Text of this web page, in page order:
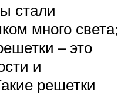
стали
много света;
– это
и
решетки